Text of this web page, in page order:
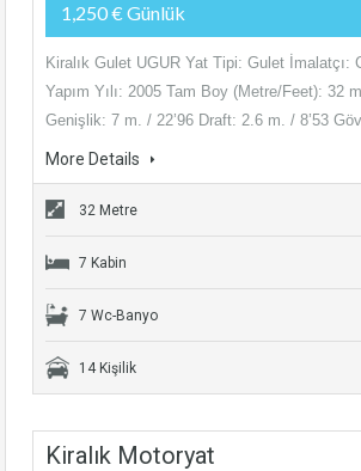
1,250 € Günlük
Kiralık Gulet UGUR Yat Tipi: Gulet İmalatçı:
Yapım Yılı: 2005 Tam Boy (Metre/Feet): 32
Genişlik: 7 m. / 22’96 Draft: 2.6 m. / 8’53
More Details
32 Metre
7 Kabin
7 Wc-Banyo
14 Kişilik
Kiralık Motoryat